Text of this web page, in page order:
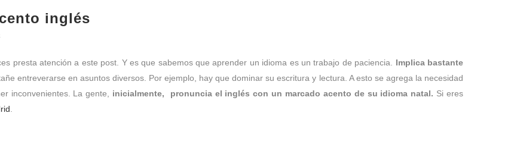
inglés
presta atención a este post. Y es que sabemos que aprender un idioma es un trabajo de paciencia. Implica bastante
entreverarse en asuntos diversos. Por ejemplo, hay que dominar su escritura y lectura. A esto se agrega la necesidad
inconvenientes. La gente, inicialmente, pronuncia el inglés con un marcado acento de su idioma natal. Si eres